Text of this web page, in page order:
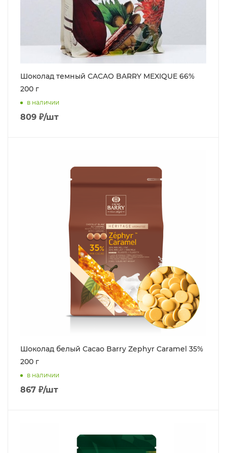
Шоколад темный CACAO BARRY MEXIQUE 66%
200 г
в наличии
809 ₽/шт
Шоколад белый Cacao Barry Zephyr Caramel 35%
200 г
в наличии
867 ₽/шт